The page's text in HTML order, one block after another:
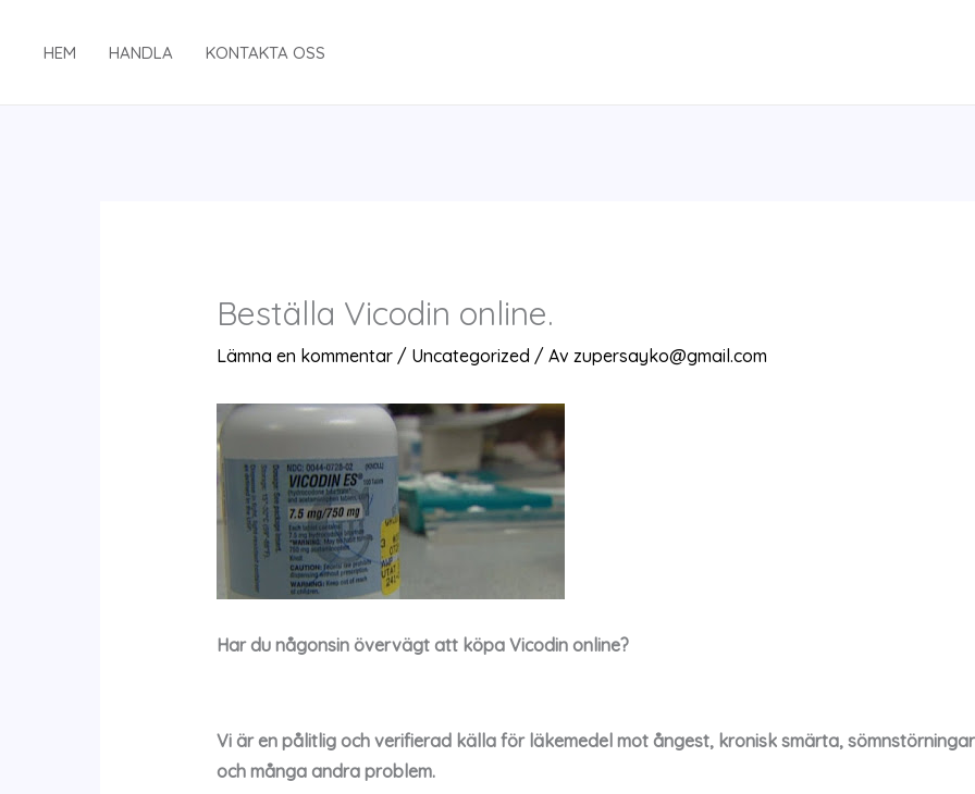
HEM HANDLA KONTAKTA OSS
Beställa Vicodin online.
Lämna en kommentar / Uncategorized / Av zupersayko@gmail.com
Har du någonsin övervägt att köpa Vicodinonline?
Vi är en pålitlig och verifierad källa för läkemedel mot ångest, kronisk smärta,
och många andra problem.